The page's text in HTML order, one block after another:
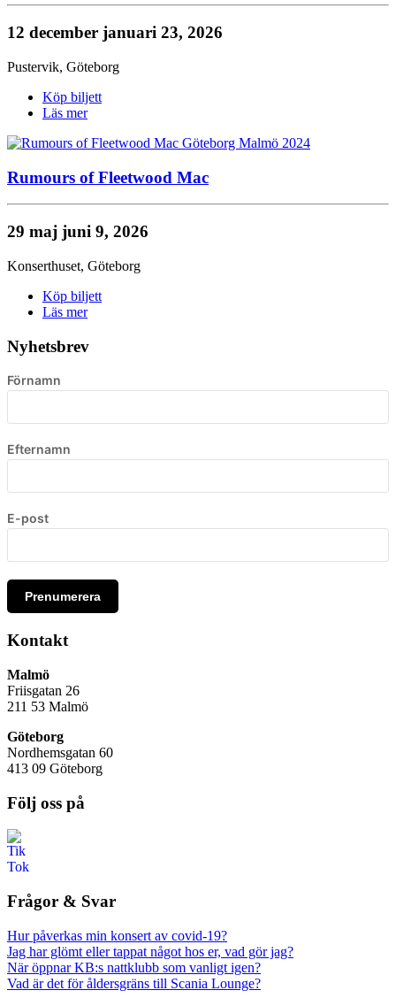
12 december januari 23, 2026
Pustervik, Göteborg
Köp biljett
Läs mer
Rumours of Fleetwood Mac
29 maj juni 9, 2026
Konserthuset, Göteborg
Köp biljett
Läs mer
Nyhetsbrev
Förnamn
Efternamn
E-post
Prenumerera
Kontakt
Malmö
Friisgatan 26
211 53 Malmö
Göteborg
Nordhemsgatan 60
413 09 Göteborg
Följ oss på
Frågor & Svar
Hur påverkas min konsert av covid-19?
Jag har glömt eller tappat något hos er, vad gör jag?
När öppnar KB:s nattklubb som vanligt igen?
Vad är det för åldersgräns till Scania Lounge?